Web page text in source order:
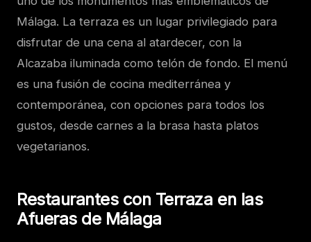
Málaga. La terraza es un lugar privilegiado para
disfrutar de una cena al atardecer, con la
Alcazaba iluminada como telón de fondo. El menú
es una fusión de cocina mediterránea y
contemporánea, con opciones para todos los
gustos, desde carnes a la brasa hasta platos
vegetarianos.
Restaurantes con Terraza en las
Afueras de Málaga